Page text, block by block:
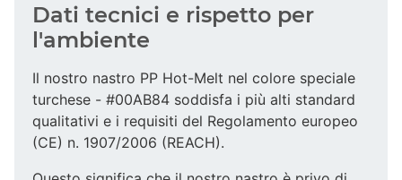
Dati tecnici e rispetto per
l'ambiente
Il nostro nastro PP Hot-Melt nel colore speciale
turchese - #00AB84 soddisfa i più alti standard
qualitativi e i requisiti del Regolamento europeo
(CE) n. 1907/2006 (REACH).